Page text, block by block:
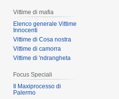
Vittime di mafia
Elenco generale Vittime
Innocenti
Vittime di Cosa nostra
Vittime di camorra
Vittime di 'ndrangheta
Focus Speciali
Il Maxiprocesso di
Palermo